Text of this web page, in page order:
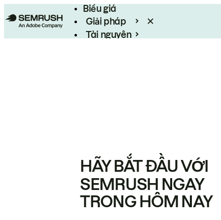
Biểu giá
Giải pháp
Tài nguyên
HÃY BẮT ĐẦU VỚI
SEMRUSH NGAY
TRONG HÔM NAY